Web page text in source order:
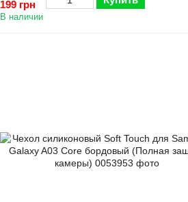
199 грн
В наличии